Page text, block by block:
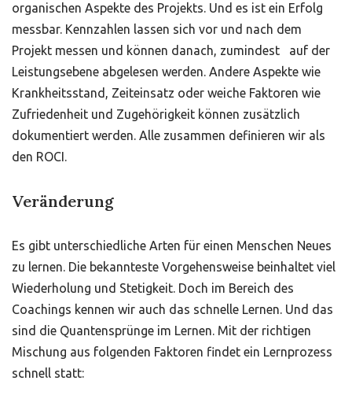
organischen Aspekte des Projekts. Und es ist ein Erfolg
messbar. Kennzahlen lassen sich vor und nach dem
Projekt messen und können danach, zumindest auf der
Leistungsebene abgelesen werden. Andere Aspekte wie
Krankheitsstand, Zeiteinsatz oder weiche Faktoren wie
Zufriedenheit und Zugehörigkeit können zusätzlich
dokumentiert werden. Alle zusammen definieren wir als
den ROCI.
Veränderung
Es gibt unterschiedliche Arten für einen Menschen Neues
zu lernen. Die bekannteste Vorgehensweise beinhaltet viel
Wiederholung und Stetigkeit. Doch im Bereich des
Coachings kennen wir auch das schnelle Lernen. Und das
sind die Quantensprünge im Lernen. Mit der richtigen
Mischung aus folgenden Faktoren findet ein Lernprozess
schnell statt: